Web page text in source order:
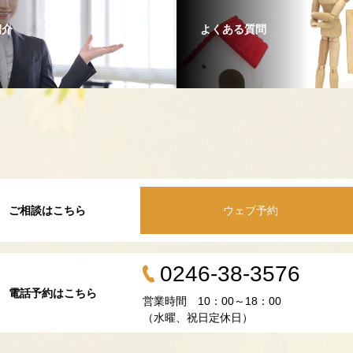
よくある質問
ご相談はこちら ウェブ予約
電話予約はこちら
0246-38-3576
営業時間 10：00～18：00
（水曜、祝日定休日）